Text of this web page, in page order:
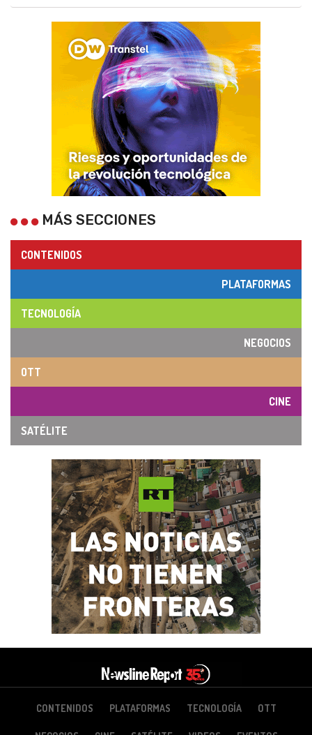
MÁS SECCIONES
CONTENIDOS
PLATAFORMAS
TECNOLOGÍA
NEGOCIOS
OTT
CINE
SATÉLITE
CONTENIDOS PLATAFORMAS TECNOLOGÍA OTT